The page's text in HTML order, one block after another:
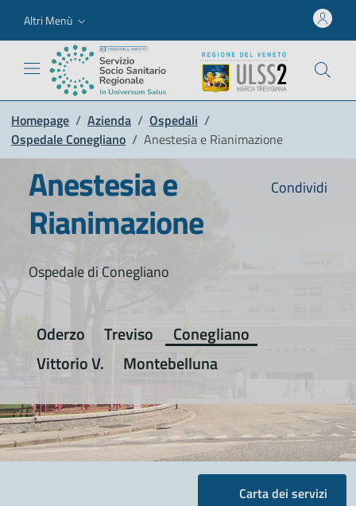
Altri Menù
Homepage / Azienda / Ospedali /
Ospedale Conegliano / Anestesia e Rianimazione
Condividi
Anestesia e
Rianimazione
Ospedale di Conegliano
Oderzo Treviso
Conegliano
Vittorio V.
Montebelluna
Carta dei servizi